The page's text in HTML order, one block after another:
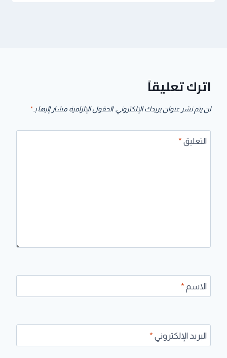
اترك تعليقاً
لن يتم نشر عنوان بريدك الإلكتروني. الحقول الإلزامية مشار إليها بـ*
التعليق *
الاسم *
البريد الإلكتروني *